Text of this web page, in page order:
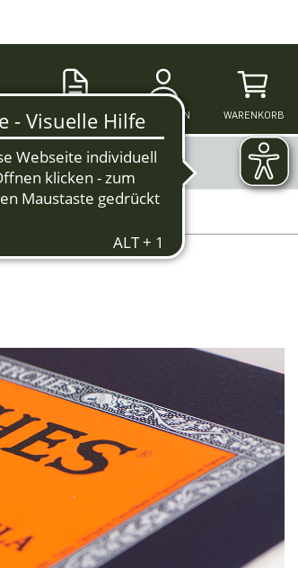
MERKZETTEL ANMELDEN WARENKORB